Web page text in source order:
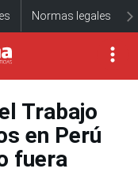
Normas legales
Trabajo
en Perú
fuera